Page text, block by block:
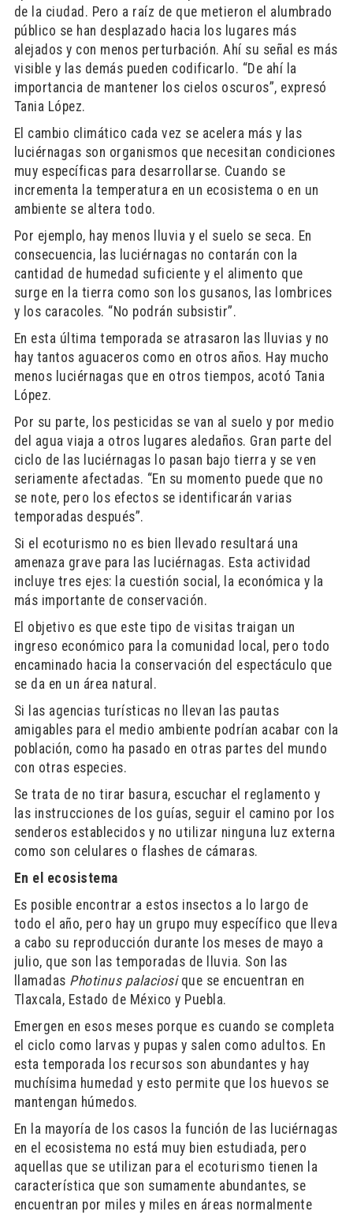
de la ciudad. Pero a raíz de que metieron el alumbrado
público se han desplazado hacia los lugares más
alejados y con menos perturbación. Ahí su señal es más
visible y las demás pueden codificarlo. “De ahí la
importancia de mantener los cielos oscuros”, expresó
Tania López.
El cambio climático cada vez se acelera más y las
luciérnagas son organismos que necesitan condiciones
muy específicas para desarrollarse. Cuando se
incrementa la temperatura en un ecosistema o en un
ambiente se altera todo.
Por ejemplo, hay menos lluvia y el suelo se seca. En
consecuencia, las luciérnagas no contarán con la
cantidad de humedad suficiente y el alimento que
surge en la tierra como son los gusanos, las lombrices
y los caracoles. “No podrán subsistir”.
En esta última temporada se atrasaron las lluvias y no
hay tantos aguaceros como en otros años. Hay mucho
menos luciérnagas que en otros tiempos, acotó Tania
López.
Por su parte, los pesticidas se van al suelo y por medio
del agua viaja a otros lugares aledaños. Gran parte del
ciclo de las luciérnagas lo pasan bajo tierra y se ven
seriamente afectadas. “En su momento puede que no
se note, pero los efectos se identificarán varias
temporadas después”.
Si el ecoturismo no es bien llevado resultará una
amenaza grave para las luciérnagas. Esta actividad
incluye tres ejes: la cuestión social, la económica y la
más importante de conservación.
El objetivo es que este tipo de visitas traigan un
ingreso económico para la comunidad local, pero todo
encaminado hacia la conservación del espectáculo que
se da en un área natural.
Si las agencias turísticas no llevan las pautas
amigables para el medio ambiente podrían acabar con la
población, como ha pasado en otras partes del mundo
con otras especies.
Se trata de no tirar basura, escuchar el reglamento y
las instrucciones de los guías, seguir el camino por los
senderos establecidos y no utilizar ninguna luz externa
como son celulares o flashes de cámaras.
En el ecosistema
Es posible encontrar a estos insectos a lo largo de
todo el año, pero hay un grupo muy específico que lleva
a cabo su reproducción durante los meses de mayo a
julio, que son las temporadas de lluvia. Son las
llamadas Photinus palaciosique se encuentran en
Tlaxcala, Estado de México y Puebla.
Emergen en esos meses porque es cuando se completa
el ciclo como larvas y pupas y salen como adultos. En
esta temporada los recursos son abundantes y hay
muchísima humedad y esto permite que los huevos se
mantengan húmedos.
En la mayoría de los casos la función de las luciérnagas
en el ecosistema no está muy bien estudiada, pero
aquellas que se utilizan para el ecoturismo tienen la
característica que son sumamente abundantes, se
encuentran por miles y miles en áreas normalmente